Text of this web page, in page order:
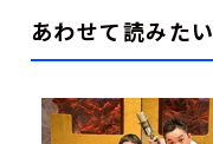
あわせて読みたい